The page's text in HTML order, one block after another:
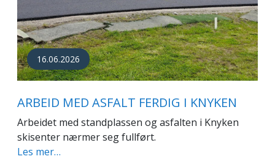
16.06.2026
ARBEID MED ASFALT FERDIG I KNYKEN
Arbeidet med standplassen og asfalten i Knyken
skisenter nærmer seg fullført.
Les mer…